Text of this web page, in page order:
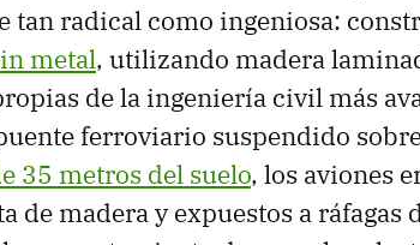
tan radical como ingeniosa:
metal, utilizando madera
de la ingeniería civil más
ferroviario suspendido
35 metros del suelo, los aviones
de madera y expuestos a ráfagas